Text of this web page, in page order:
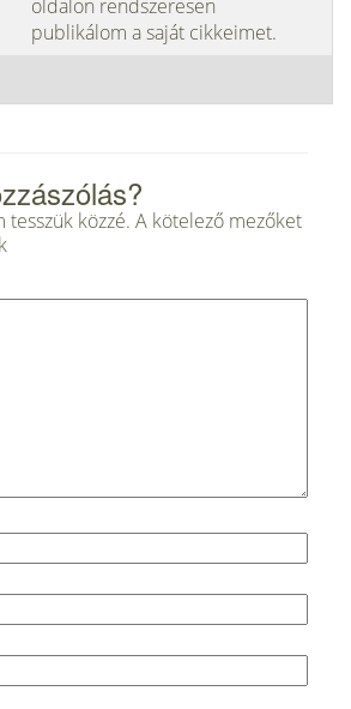
oldalon rendszeresen
publikálom a saját cikkeimet.
közzé. A kötelező mezőket